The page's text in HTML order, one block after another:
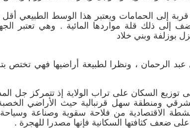
إلى الحمامات ويعتبر هذا الوسط الطبيعي
إلى ذلك قلة مواردها المائية . وهي تعتبر
بوزلفة وبني خلاد
، ونظرا لطبيعة أراضيها فهي تختص
توزيع السكان على تراب الولاية إذ تتمركز جل
ومنطقة سهل قرنبالية حيث الأراضي الخصبة
الاقتصادية من فلاحة سقوية وصناعة
على ضعف كثافتها السكانية فإنها مصدرا للهجرة .